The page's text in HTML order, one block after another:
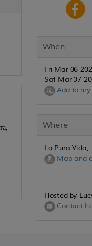
When
Fri Mar 06
Sat Mar 07
Add to
Where
La Pura Vida,
Map and
Hosted by
Contact